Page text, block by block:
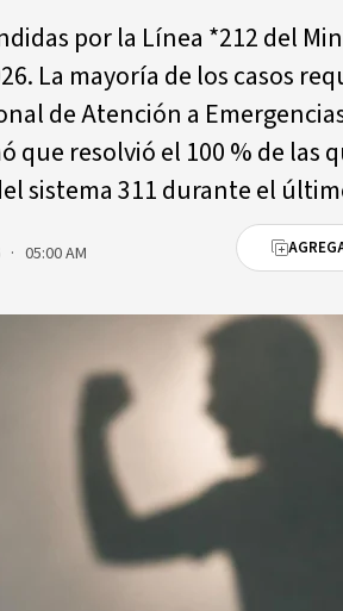
por la Línea *212 del
La mayoría de los casos
de Atención a
resolvió el 100 % de las
sistema 311 durante el
05:00 AM